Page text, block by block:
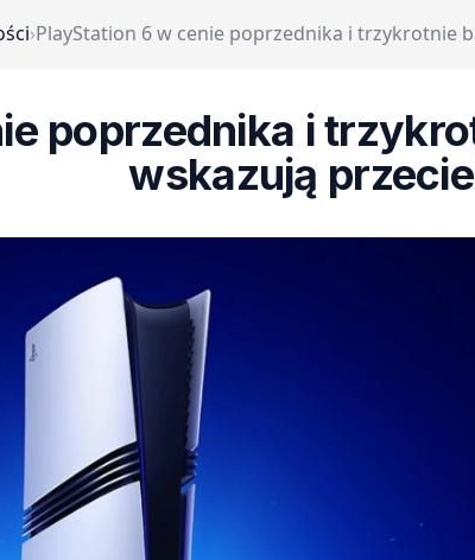
›PlayStation 6 w cenie poprzednika i trzykrotnie
poprzednika i
wskazują